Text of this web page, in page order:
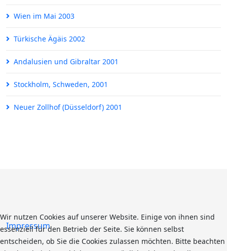
Wien im Mai 2003
Türkische Ägäis 2002
Andalusien und Gibraltar 2001
Stockholm, Schweden, 2001
Neuer Zollhof (Düsseldorf) 2001
Impressum
Wir nutzen Cookies auf unserer Website. Einige von ihnen sind
essenziell für den Betrieb der Seite. Sie können selbst
entscheiden, ob Sie die Cookies zulassen möchten. Bitte beachten